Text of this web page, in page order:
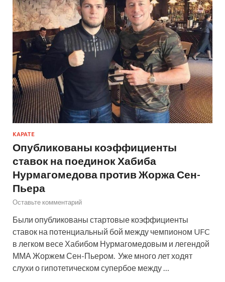
КАРАТЕ
Опубликованы коэффициенты
ставок на поединок Хабиба
Нурмагомедова против Жоржа Сен-
Пьера
Оставьте комментарий
Были опубликованы стартовые коэффициенты
ставок на потенциальный бой между чемпионом UFC
в легком весе Хабибом Нурмагомедовым и легендой
ММА Жоржем Сен-Пьером. Уже много лет ходят
слухи о гипотетическом супербое между …